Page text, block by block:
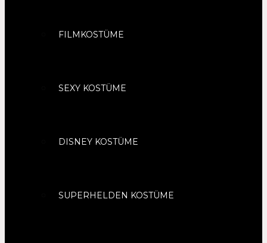
FILMKOSTÜME
SEXY KOSTÜME
DISNEY KOSTÜME
SUPERHELDEN KOSTÜME